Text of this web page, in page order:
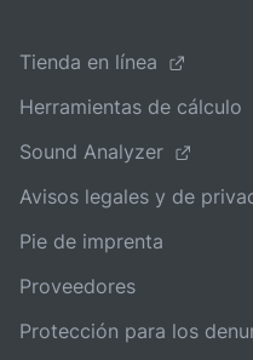
Tienda en línea
Herramientas de cálculo
Sound Analyzer
Avisos legales y de
Pie de imprenta
Proveedores
Protección para los